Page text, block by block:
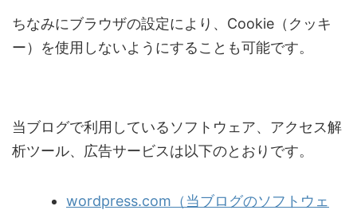
ちなみにブラウザの設定により、Cookie（クッキ
ー）を使用しないようにすることも可能です。
当ブログで利用しているソフトウェア、アクセス解
析ツール、広告サービスは以下のとおりです。
wordpress.com（当ブログのソフトウェ